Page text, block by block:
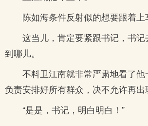
陈如海条件反射似的想要跟着上
这当儿，肯定要紧跟书记，书
到哪儿。
不料卫江南就非常严肃地看了他
负责安排好所有群众，决不允许再出
“是是，书记，明白明白！”